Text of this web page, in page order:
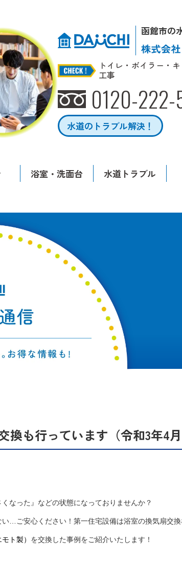
函館市の
トイレ・ボイラー・
工事
0120-222-
水道のトラブル解決！
浴室・洗面台 水道トラブル
も行っています（令和3年4月
なった』などの状態になっておりませんか ？
…ご安心ください！第一住宅設備は浴室の換気扇交
モト製） を交換した事例をご紹介いたします！